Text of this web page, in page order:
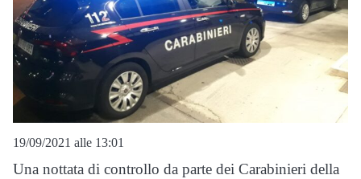
19/09/2021 alle 13:01
Una nottata di controllo da parte dei Carabinieri della